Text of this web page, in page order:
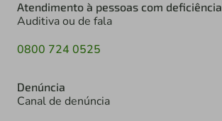
Atendimento à pessoas com deficiência
Auditiva ou de fala
0800 724 0525
Denúncia
Canal de denúncia